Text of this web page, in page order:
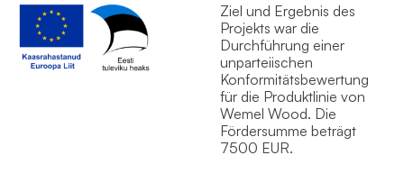
Ziel und Ergebnis des
Projekts war die
Durchführung einer
unparteiischen
Konformitätsbewertung
für die Produktlinie von
Wemel Wood. Die
Fördersumme beträgt
7500 EUR.